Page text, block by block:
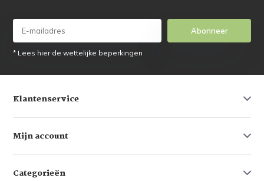
Abonneer
* Lees hier de wettelijke beperkingen
Klantenservice
Mijn account
Categorieën